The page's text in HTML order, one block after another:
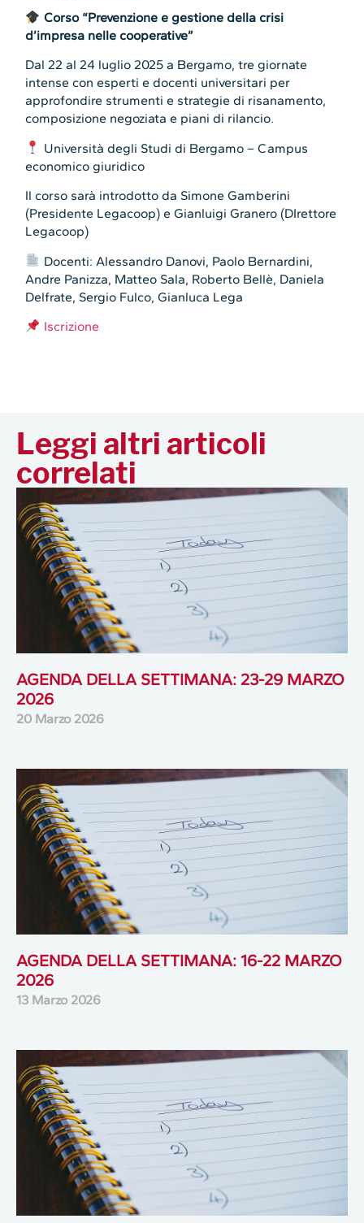
Corso “Prevenzione e gestione della crisi
d’impresa nelle cooperative”
Dal 22 al 24 luglio 2025 a Bergamo, tre giornate
intense con esperti e docenti universitari per
approfondire strumenti e strategie di risanamento,
composizione negoziata e piani di rilancio.
Università degli Studi di Bergamo – Campus
economico giuridico
Il corso sarà introdotto da Simone Gamberini
(Presidente Legacoop) e Gianluigi Granero (DIrettore
Legacoop)
Docenti: Alessandro Danovi, Paolo Bernardini,
Andre Panizza, Matteo Sala, Roberto Bellè, Daniela
Delfrate, Sergio Fulco, Gianluca Lega
Iscrizione
Leggi altri articoli
correlati
AGENDA DELLA SETTIMANA: 23-29 MARZO
2026
20 Marzo 2026
AGENDA DELLA SETTIMANA: 16-22 MARZO
2026
13 Marzo 2026